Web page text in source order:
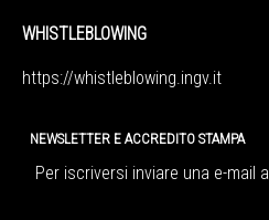
WHISTLEBLOWING
https://whistleblowing.ingv.it
NEWSLETTER E ACCREDITO STAMPA
Per iscriversi inviare una e-mail a